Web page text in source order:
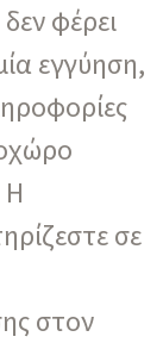
φέρει
εγγύηση,
Η
σε
στον